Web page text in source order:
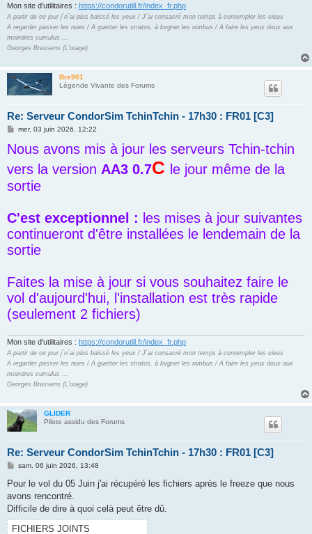
Mon site d'utilitaires : https://condorutill.fr/index_fr.php
A partir de ce jour j´n´ai plus baissé les yeux / J´ai consacré mon temps à contempler les cieux
A regarder passer les nues / A guetter les stratus, à lorgner les nimbus / A faire les yeux doux aux
moindres cumulus ...
Georges Brassens (L'orage)
Bre901
Légende Vivante des Forums
Re: Serveur CondorSim TchinTchin - 17h30 : FR01 [C3]
M
s
s
g
mer. 03 juin 2026, 12:22
Nous avons mis à jour les serveurs Tchin-tchin
vers la version AA3 0.7C le jour même de la
sortie
C'est exceptionnel : les mises à jour suivantes
continueront d'être installées le lendemain de la
sortie
Faites la mise à jour si vous souhaitez faire le
vol d'aujourd'hui, l'installation est très rapide
(seulement 2 fichiers)
Mon site d'utilitaires : https://condorutill.fr/index_fr.php
A partir de ce jour j´n´ai plus baissé les yeux / J´ai consacré mon temps à contempler les cieux
A regarder passer les nues / A guetter les stratus, à lorgner les nimbus / A faire les yeux doux aux
moindres cumulus ...
Georges Brassens (L'orage)
GLIDER
Pilote assidu des Forums
Re: Serveur CondorSim TchinTchin - 17h30 : FR01 [C3]
M
s
a
g
sam. 06 juin 2026, 13:48
Pour le vol du 05 Juin j'ai récupéré les fichiers après le freeze que nous
avons rencontré.
Difficile de dire à quoi celà peut être dû.
FICHIERS JOINTS